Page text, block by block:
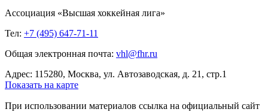
Ассоциация «Высшая хоккейная лига»
Тел: +7 (495) 647-71-11
Общая электронная почта: vhl@fhr.ru
Адрес: 115280, Москва, ул. Автозаводская, д. 21, стр.1
Показать на карте
При использовании материалов ссылка на официальный сайт